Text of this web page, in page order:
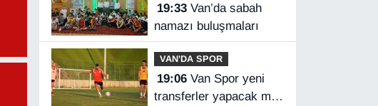
19:33Van’da sabah
namazı buluşmaları
VAN'DA SPOR
19:06Van Spor yeni
transferler yapacak mı?